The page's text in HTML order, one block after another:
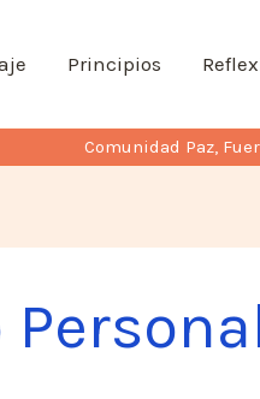
Principios
Comunidad Paz,